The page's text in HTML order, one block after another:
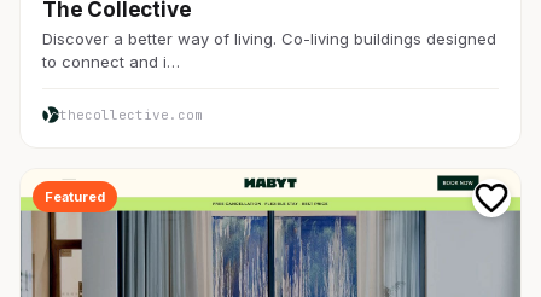
The Collective
Discover a better way of living. Co-living buildings designed
to connect and i…
thecollective.com
Featured